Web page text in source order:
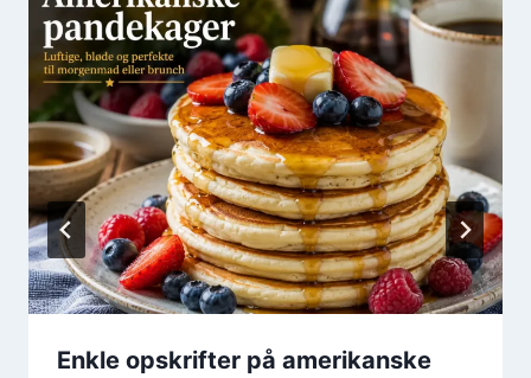
Enkle opskrifter på amerikanske